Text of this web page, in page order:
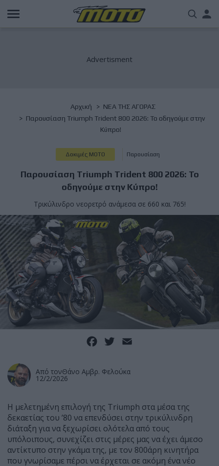
Παράκαμψη
προς
Breadcrumb
Αρχική
NΕΑ ΤΗΣ ΑΓΟΡΑΣ
Παρουσίαση Triumph Trident 800 2026: Το οδηγούμε στην
Κύπρο!
Δοκιμές ΜΟΤΟ Παρουσίαση
Παρουσίαση Triumph Trident 800 2026: Το
οδηγούμε στην Κύπρο!
Τρικύλινδρο νεορετρό ανάμεσα σε 660 και 765!
Facebook
Twitter
Από τονΘάνο Αμβρ. Φελούκα
12/2/2026
Η μελετημένη επιλογή της Triumph στα μέσα της
δεκαετίας του ’80 να επενδύσει στην τρικύλινδρη
διάταξη για να ξεχωρίσει ολότελα από τους
υπόλοιπους, συνεχίζει στις μέρες μας να έχει άμεσο
αντίκτυπο στην γκάμα της, με τον 800άρη κινητήρα
που γνωρίσαμε πέρσι να έρχεται σε ακόμη ένα νέο